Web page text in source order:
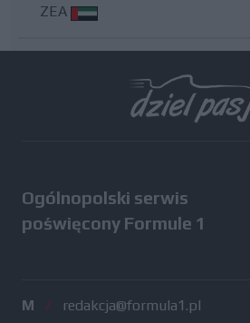
ZEA
Ogólnopolski serwis
poświęcony Formule 1
M / redakcja@formula1.pl